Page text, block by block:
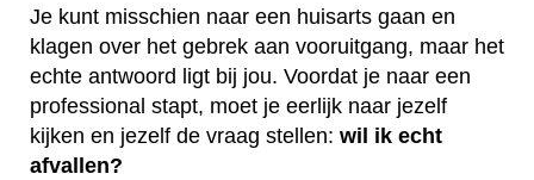
Je kunt misschien naar een huisarts gaan en
klagen over het gebrek aan vooruitgang, maar het
echte antwoord ligt bij jou. Voordat je naar een
professional stapt, moet je eerlijk naar jezelf
kijken en jezelf de vraag stellen: wil ik echt
afvallen?